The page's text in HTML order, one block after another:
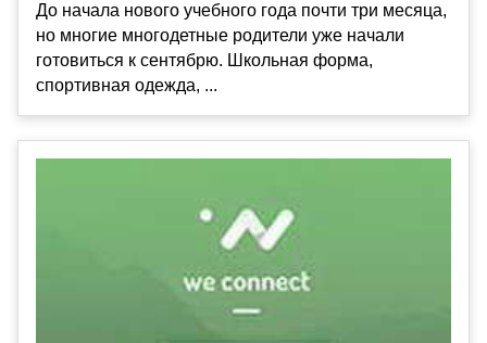
До начала нового учебного года почти три месяца,
но многие многодетные родители уже начали
готовиться к сентябрю. Школьная форма,
спортивная одежда, ...